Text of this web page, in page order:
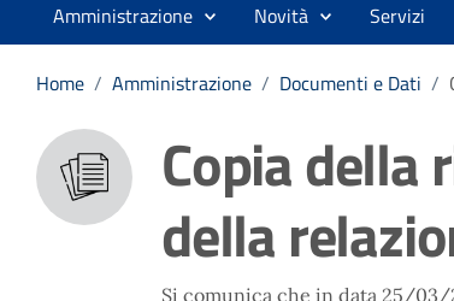
Amministrazione Novità Servizi
Home / Amministrazione / Documenti e Dati /
Copia della
della
Si comunica che in data 25/03/